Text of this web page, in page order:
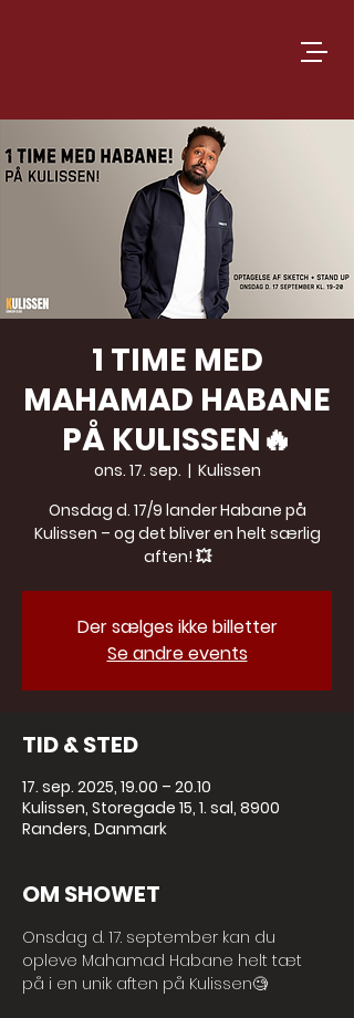
1 TIME MED
MAHAMAD HABANE
PÅ KULISSEN🔥
ons. 17. sep.
  |
Kulissen
Onsdag d. 17/9 lander Habane på
Kulissen – og det bliver en helt særlig
aften! 💥
Der sælges ikke billetter
Se andre events
TID & STED
17. sep. 2025, 19.00 – 20.10
Kulissen, Storegade 15, 1. sal, 8900
Randers, Danmark
OM SHOWET
Onsdag d. 17. september kan du
opleve Mahamad Habane helt tæt
på i en unik aften på Kulissen🧐